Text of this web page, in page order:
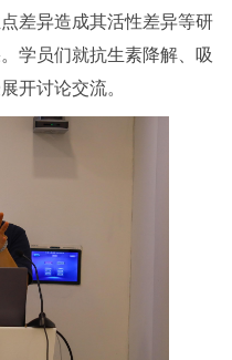
差异造成其活性差异等研
学员们就抗生素降解、吸
开讨论交流。